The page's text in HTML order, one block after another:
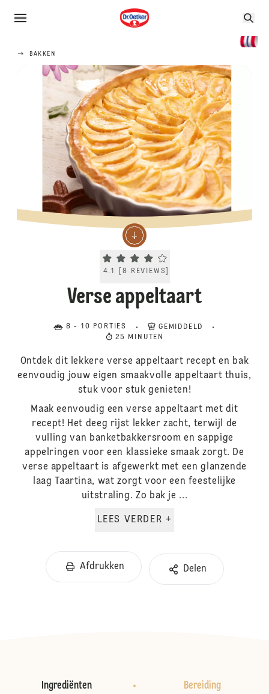
BAKKEN
Current rating 4.1. Click to rate.
4.1 [8 REVIEWS
Verse appeltaart
8 - 10 PORTIES
GEMIDDELD
25 MINUTEN
Ontdek dit lekkere verse appeltaart recept en bak
eenvoudig jouw eigen smaakvolle appeltaart thuis,
stuk voor stuk genieten!
Maak eenvoudig een verse appeltaart met dit
recept! Het deeg rijst lekker zacht, terwijl de
vulling van banketbakkersroom en sappige
appelringen voor een klassieke smaak zorgt. De
verse appeltaart is afgewerkt met een glanzende
laag Taartina, wat zorgt voor een feestelijke
uitstraling. Zo bak je ...
LEES VERDER +
Afdrukken Delen
Ingrediënten Bereiding